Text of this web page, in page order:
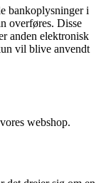
bankoplysninger i
overføres. Disse
anden elektronisk
vil blive anvendt
webshop.